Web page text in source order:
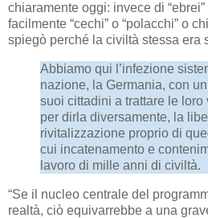
chiaramente oggi: invece di
facilmente “cechi” o “polacchi” o
spiegò perché la civiltà stessa era
Abbiamo qui l’infezione
nazione, la Germania, con
suoi cittadini a trattare le loro
per dirla diversamente, la
rivitalizzazione proprio di
cui incatenamento e
lavoro di mille anni di civiltà.
“Se il nucleo centrale del
realtà, ciò equivarrebbe a una